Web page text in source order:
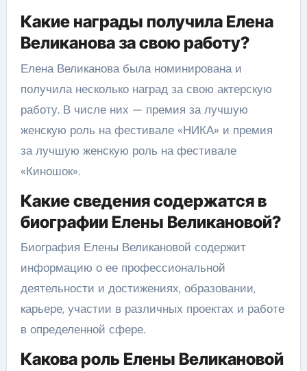
Какие награды получила Елена
Великанова за свою работу?
Елена Великанова была номинирована и
получила несколько наград за свою актерскую
работу. В числе них — премия за лучшую
женскую роль на фестивале «НИКА» и премия
за лучшую женскую роль на фестивале
«Киношок».
Какие сведения содержатся в
биографии Елены Великановой?
Биография Елены Великановой содержит
информацию о ее профессиональной
деятельности и достижениях, образовании,
карьере, участии в различных проектах и работе
в определенной сфере.
Какова роль Елены Великановой